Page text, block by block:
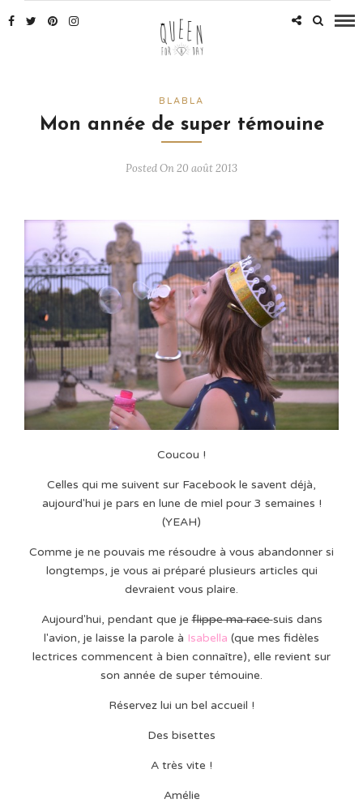
BLABLA
Mon année de super témouine
Posted On 20 août 2013
Coucou !
Celles qui me suivent sur Facebook le savent déjà,
aujourd'hui je pars en lune de miel pour 3 semaines !
(YEAH)
Comme je ne pouvais me résoudre à vous abandonner si
longtemps, je vous ai préparé plusieurs articles qui
devraient vous plaire.
Aujourd'hui, pendant que jeflippe ma racesuis dans
l'avion, je laisse la parole à Isabella (que mes fidèles
lectrices commencent à bien connaître), elle revient sur
son année de super témouine.
Réservez lui un bel accueil !
Des bisettes
A très vite !
Amélie